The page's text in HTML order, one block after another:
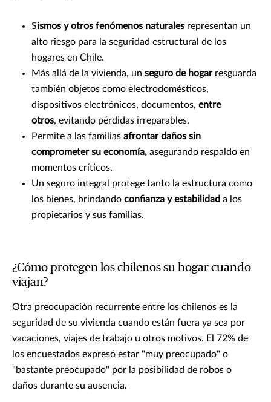
Sismos y otros fenómenos naturales representan un
alto riesgo para la seguridad estructural de los
hogares en Chile.
Más allá de la vivienda, un seguro de hogarresguarda
también objetos como electrodomésticos,
dispositivos electrónicos, documentos, entre
otros, evitando pérdidas irreparables.
Permite a las familias afrontar daños sin
comprometer su economía, asegurando respaldo en
momentos críticos.
Un seguro integral protege tanto la estructura como
los bienes, brindando confianza y estabilidad a los
propietarios y sus familias.
¿Cómo protegen los chilenos su hogar cuando
viajan?
Otra preocupación recurrente entre los chilenos es la
seguridad de su vivienda cuando están fuera ya sea por
vacaciones, viajes de trabajo u otros motivos. El 72% de
los encuestados expresó estar "muy preocupado" o
"bastante preocupado" por la posibilidad de robos o
daños durante su ausencia.